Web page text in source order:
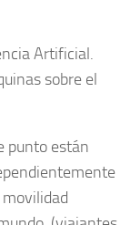
Artificial.
sobre el
punto están